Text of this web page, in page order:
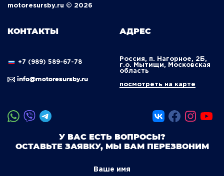
motoresursby.ru © 2026
КОНТАКТЫ
+7 (989) 589-67-78
info@motoresursby.ru
АДРЕС
Россия, п. Нагорное, 2Б,
г.о. Мытищи, Московская
область
посмотреть на карте
У ВАС ЕСТЬ ВОПРОСЫ?
ОСТАВЬТЕ ЗАЯВКУ, МЫ ВАМ ПЕРЕЗВОНИМ
Ваше имя